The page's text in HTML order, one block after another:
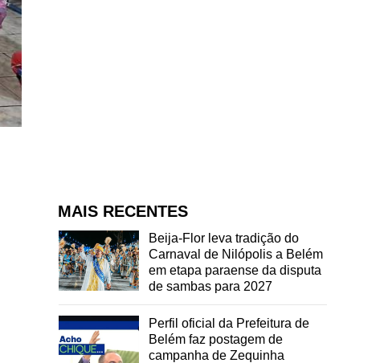
MAIS RECENTES
Beija-Flor leva tradição do
Carnaval de Nilópolis a Belém
em etapa paraense da disputa
de sambas para 2027
Perfil oficial da Prefeitura de
Belém faz postagem de
campanha de Zequinha